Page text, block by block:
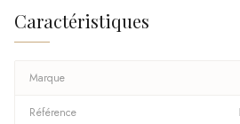
Caractéristiques
Marque
Référence